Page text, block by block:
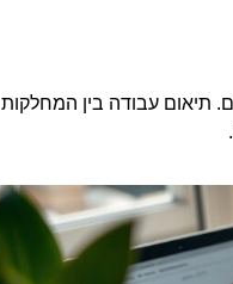
תיאום עבודה בין המחלקות